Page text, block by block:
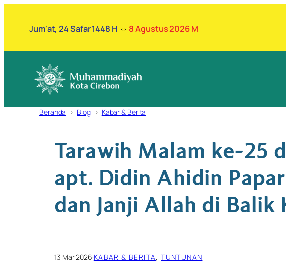
Jum'at, 24 Safar 1448 H ⇔ 8 Agustus 2026 M
Beranda Blog Kabar & Berita
Tarawih Malam ke-25
apt. Didin Ahidin
dan Janji Allah di Balik
13 Mar 2026·KABAR & BERITA, TUNTUNAN